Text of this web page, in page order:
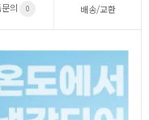
의 0 배송/교환